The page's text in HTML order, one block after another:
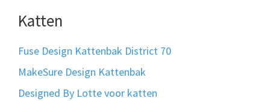
Katten
Fuse Design Kattenbak District 70
MakeSure Design Kattenbak
Designed By Lotte voor katten